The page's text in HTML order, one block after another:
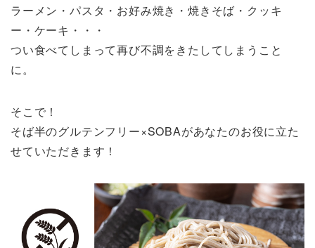
ラーメン・パスタ・お好み焼き・焼きそば・クッキ
ー・ケーキ・・・
つい食べてしまって再び不調をきたしてしまうこと
に。
そこで！
そば半のグルテンフリー×SOBAがあなたのお役に立た
せていただきます！